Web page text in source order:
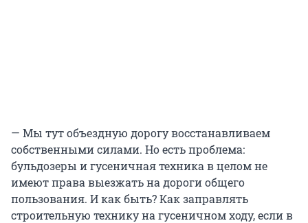
— Мы тут объездную дорогу восстанавливаем
собственными силами. Но есть проблема:
бульдозеры и гусеничная техника в целом не
имеют права выезжать на дороги общего
пользования. И как быть? Как заправлять
строительную технику на гусеничном ходу, если в